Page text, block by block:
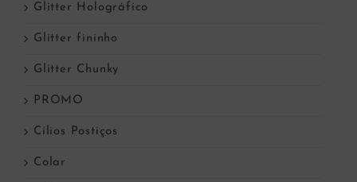
Glitter Holográfico
Glitter fininho
Glitter Chunky
PROMO
Cílios Postiços
Colar